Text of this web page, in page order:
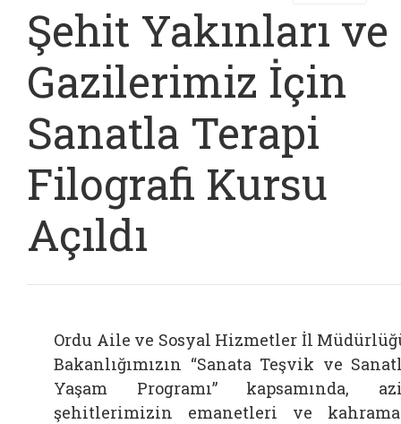
Şehit Yakınları ve
Gazilerimiz İçin
Sanatla Terapi
Filografi Kursu
Açıldı
Ordu Aile ve Sosyal Hizmetler İl
Bakanlığımızın “Sanata Teşvik ve
Yaşam Programı” kapsamında,
şehitlerimizin emanetleri ve